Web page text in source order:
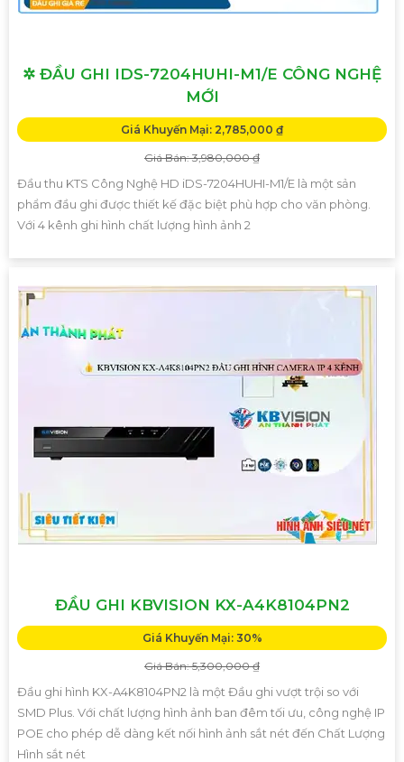
✲ ĐẦU GHI IDS-7204HUHI-M1/E CÔNG NGHỆ
MỚI
Giá Khuyến Mại: 2,785,000 ₫
Giá Bán: 3,980,000 ₫
Đầu thu KTS Công Nghệ HD iDS-7204HUHI-M1/E là một sản
phẩm đầu ghi được thiết kế đặc biệt phù hợp cho văn phòng.
Với 4 kênh ghi hình chất lượng hình ảnh 2
ĐẦU GHI KBVISION KX-A4K8104PN2
Giá Khuyến Mại: 30%
Giá Bán: 5,300,000 ₫
Đầu ghi hình KX-A4K8104PN2 là một Đầu ghi vượt trội so với
SMD Plus. Với chất lượng hình ảnh ban đêm tối ưu, công nghệ IP
POE cho phép dễ dàng kết nối hình ảnh sắt nét đến Chất Lượng
Hình sắt nét